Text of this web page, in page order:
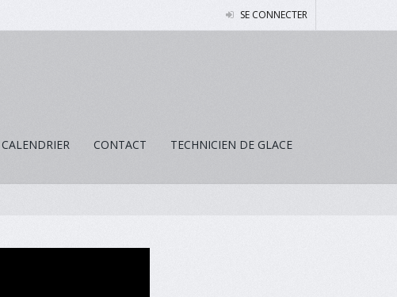
SE CONNECTER
CALENDRIER CONTACT TECHNICIEN DE GLACE